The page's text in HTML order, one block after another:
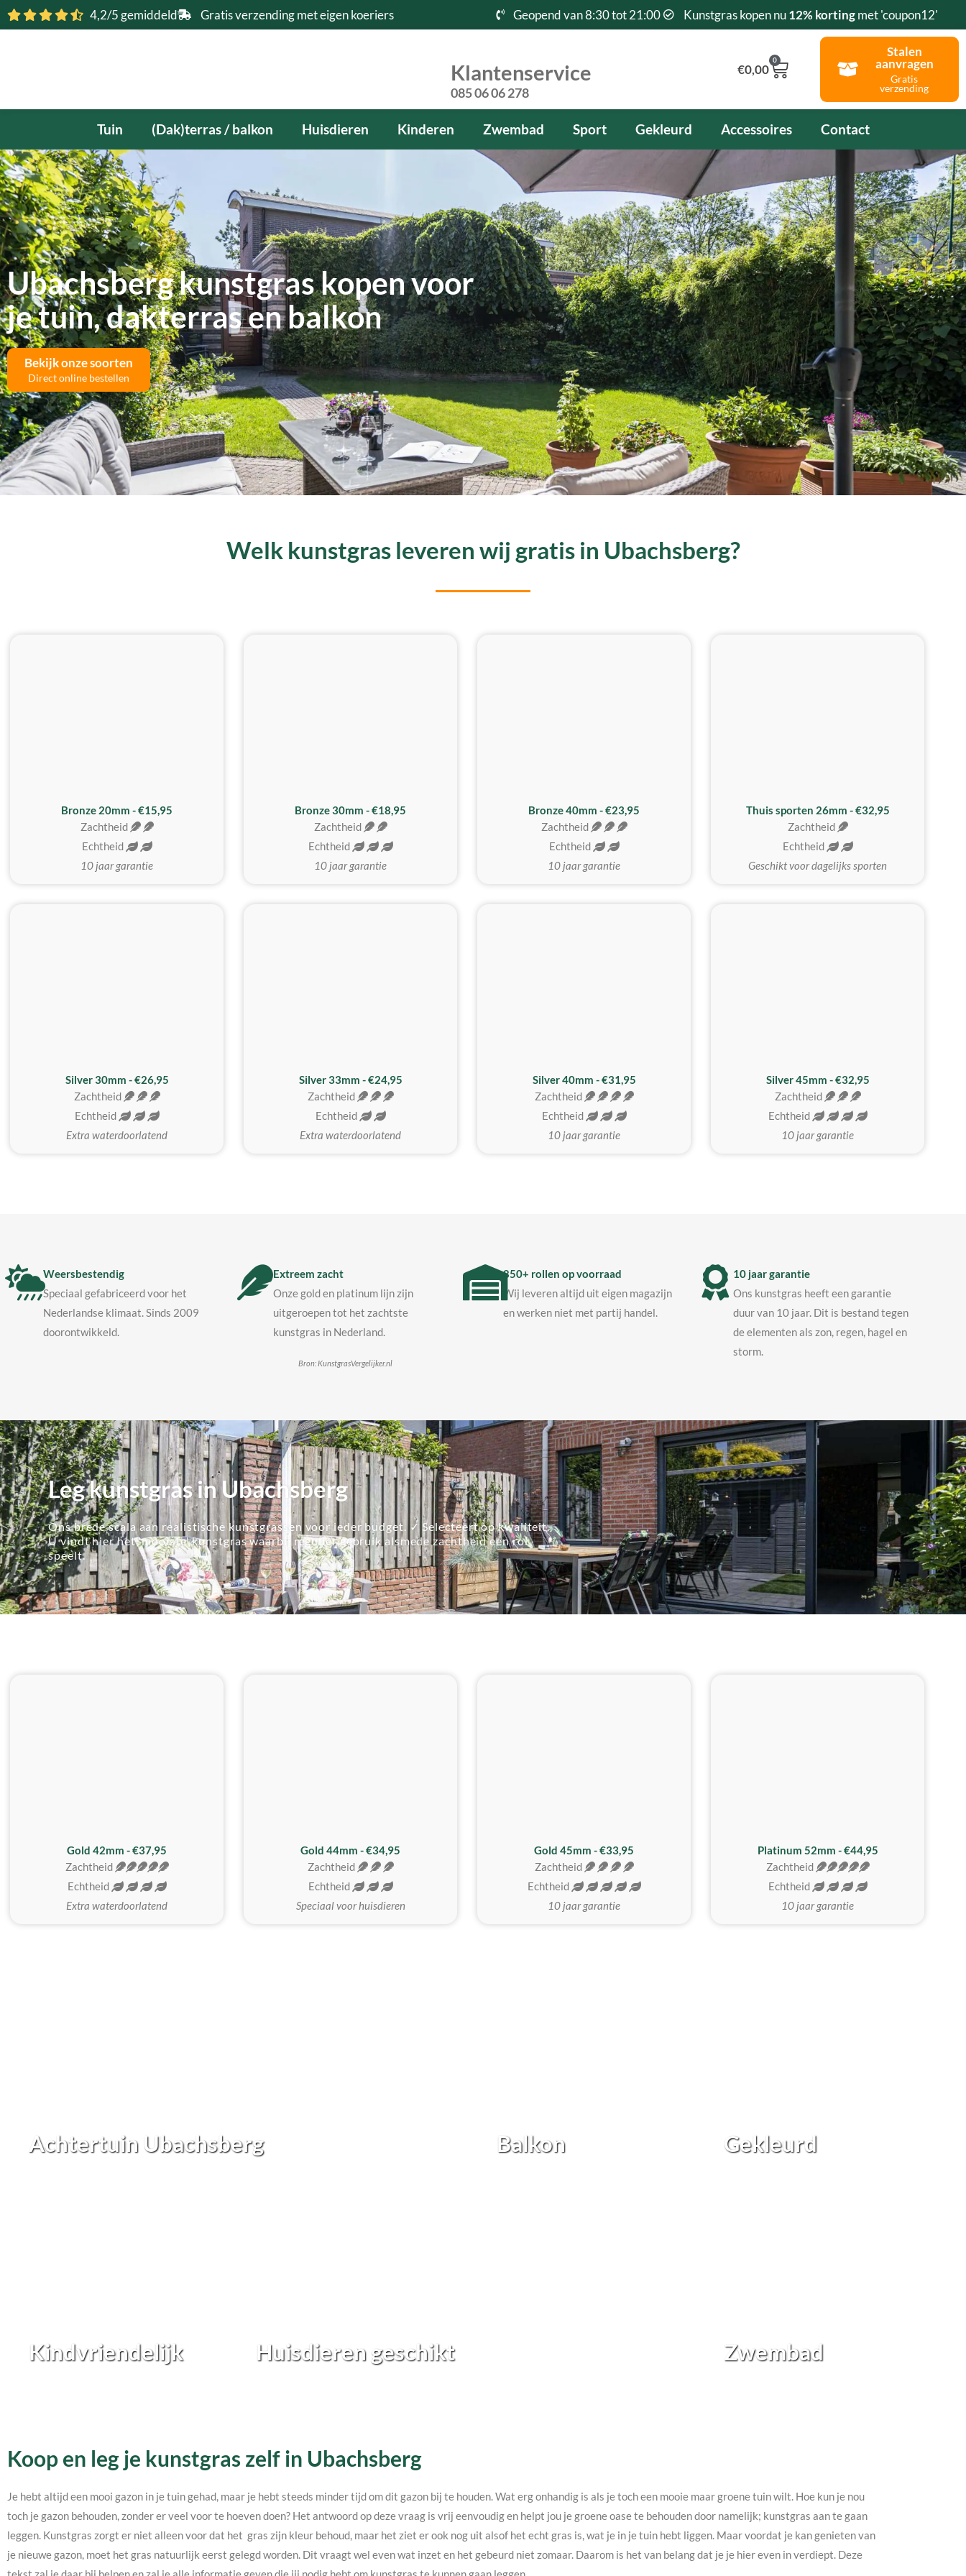
Ga
naar
4,2/5 gemiddeld Gratis verzending met eigen koeriers Geopend van 8:30 tot 21:00 Kunstgras kopen nu12% kortingmet 'coupon12'
Klantenservice
085 06 06 278
€0,00
0
Winkelwagen
Stalen
aanvragen
Gratis
verzending
Tuin (Dak)terras / balkon Huisdieren Kinderen Zwembad Sport Gekleurd Accessoires Contact
Ubachsberg kunstgras kopen voor
je tuin, dakterras en balkon
Bekijk onze soorten
Direct online bestellen
Welk kunstgras leveren wij gratis in Ubachsberg?
Bronze 20mm - €15,95
Zachtheid
Echtheid
10 jaar garantie
Bronze 30mm - €18,95
Zachtheid
Echtheid
10 jaar garantie
Bronze 40mm - €23,95
Zachtheid
Echtheid
10 jaar garantie
Thuis sporten 26mm - €32,95
Zachtheid
Echtheid
Geschikt voor dagelijks sporten
Silver 30mm - €26,95
Zachtheid
Echtheid
Extra waterdoorlatend
Silver 33mm - €24,95
Zachtheid
Echtheid
Extra waterdoorlatend
Silver 40mm - €31,95
Zachtheid
Echtheid
10 jaar garantie
MEEST GEKOZEN
Silver 45mm - €32,95
Zachtheid
Echtheid
10 jaar garantie
Weersbestendig
Speciaal gefabriceerd voor het
Nederlandse klimaat. Sinds 2009
doorontwikkeld.
Extreem zacht
Onze gold en platinum lijn zijn
uitgeroepen tot het zachtste
kunstgras in Nederland.
Bron: KunstgrasVergelijker.nl
850+ rollen op voorraad
Wij leveren altijd uit eigen magazijn
en werken niet met partij handel.
10 jaar garantie
Ons kunstgras heeft een garantie
duur van 10 jaar. Dit is bestand tegen
de elementen als zon, regen, hagel en
storm.
Leg kunstgras in Ubachsberg
Ons brede scala aan realistische kunstgrassen voor ieder budget. ✓ Selecteert op kwaliteit.
U vindt hier het 'mooiste' kunstgras waarbij regulier gebruik alsmede zachtheid een rol
speelt.
Gold 42mm - €37,95
Zachtheid
Echtheid
Extra waterdoorlatend
Gold 44mm - €34,95
Zachtheid
Echtheid
Speciaal voor huisdieren
Gold 45mm - €33,95
Zachtheid
Echtheid
10 jaar garantie
Platinum 52mm - €44,95
Zachtheid
Echtheid
10 jaar garantie
Achtertuin Ubachsberg Balkon Gekleurd
Kindvriendelijk Huisdieren geschikt Zwembad
Koop en leg je kunstgras zelf in Ubachsberg
Je hebt altijd een mooi gazon in je tuin gehad, maar je hebt steeds minder tijd om dit gazon bij te houden. Wat erg onhandig is als je toch een mooie maar groene tuin wilt. Hoe kun je nou
toch je gazon behouden, zonder er veel voor te hoeven doen? Het antwoord op deze vraag is vrij eenvoudig en helpt jou je groene oase te behouden door namelijk; kunstgras aan te gaan
leggen. Kunstgras zorgt er niet alleen voor dat het gras zijn kleur behoud, maar het ziet er ook nog uit alsof het echt gras is, wat je in je tuin hebt liggen. Maar voordat je kan genieten van
je nieuwe gazon, moet het gras natuurlijk eerst gelegd worden. Dit vraagt wel even wat inzet en het gebeurd niet zomaar. Daarom is het van belang dat je je hier even in verdiept. Deze